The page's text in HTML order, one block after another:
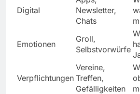
Digital
Newsletter,
Chats
Emotionen
Groll,
Selbstvorwürfe
Verpflichtungen
Vereine,
Treffen,
Gefälligkeiten